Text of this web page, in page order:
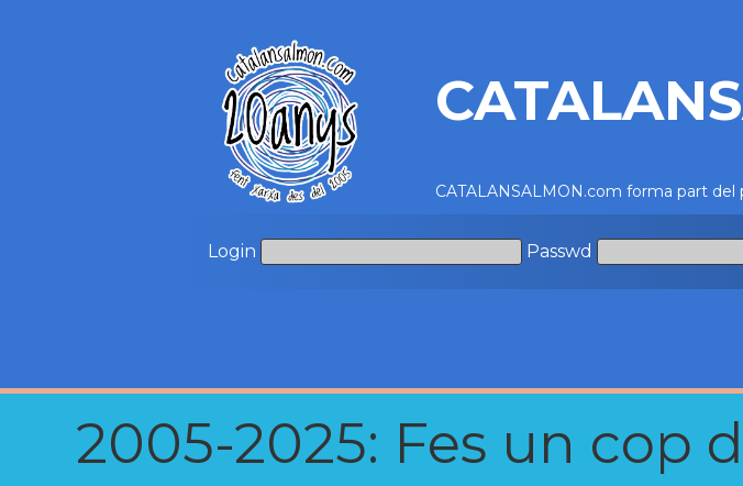
CATALANSALMON.com forma part del
Login Passwd
2005-2025: Fes un cop